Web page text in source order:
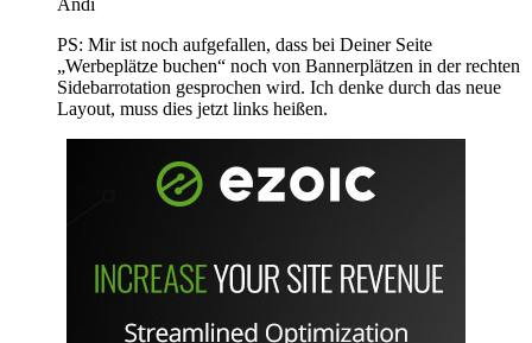
Andi
PS: Mir ist noch aufgefallen, dass bei Deiner Seite
„Werbeplätze buchen“ noch von Bannerplätzen in der rechten
Sidebarrotation gesprochen wird. Ich denke durch das neue
Layout, muss dies jetzt links heißen.